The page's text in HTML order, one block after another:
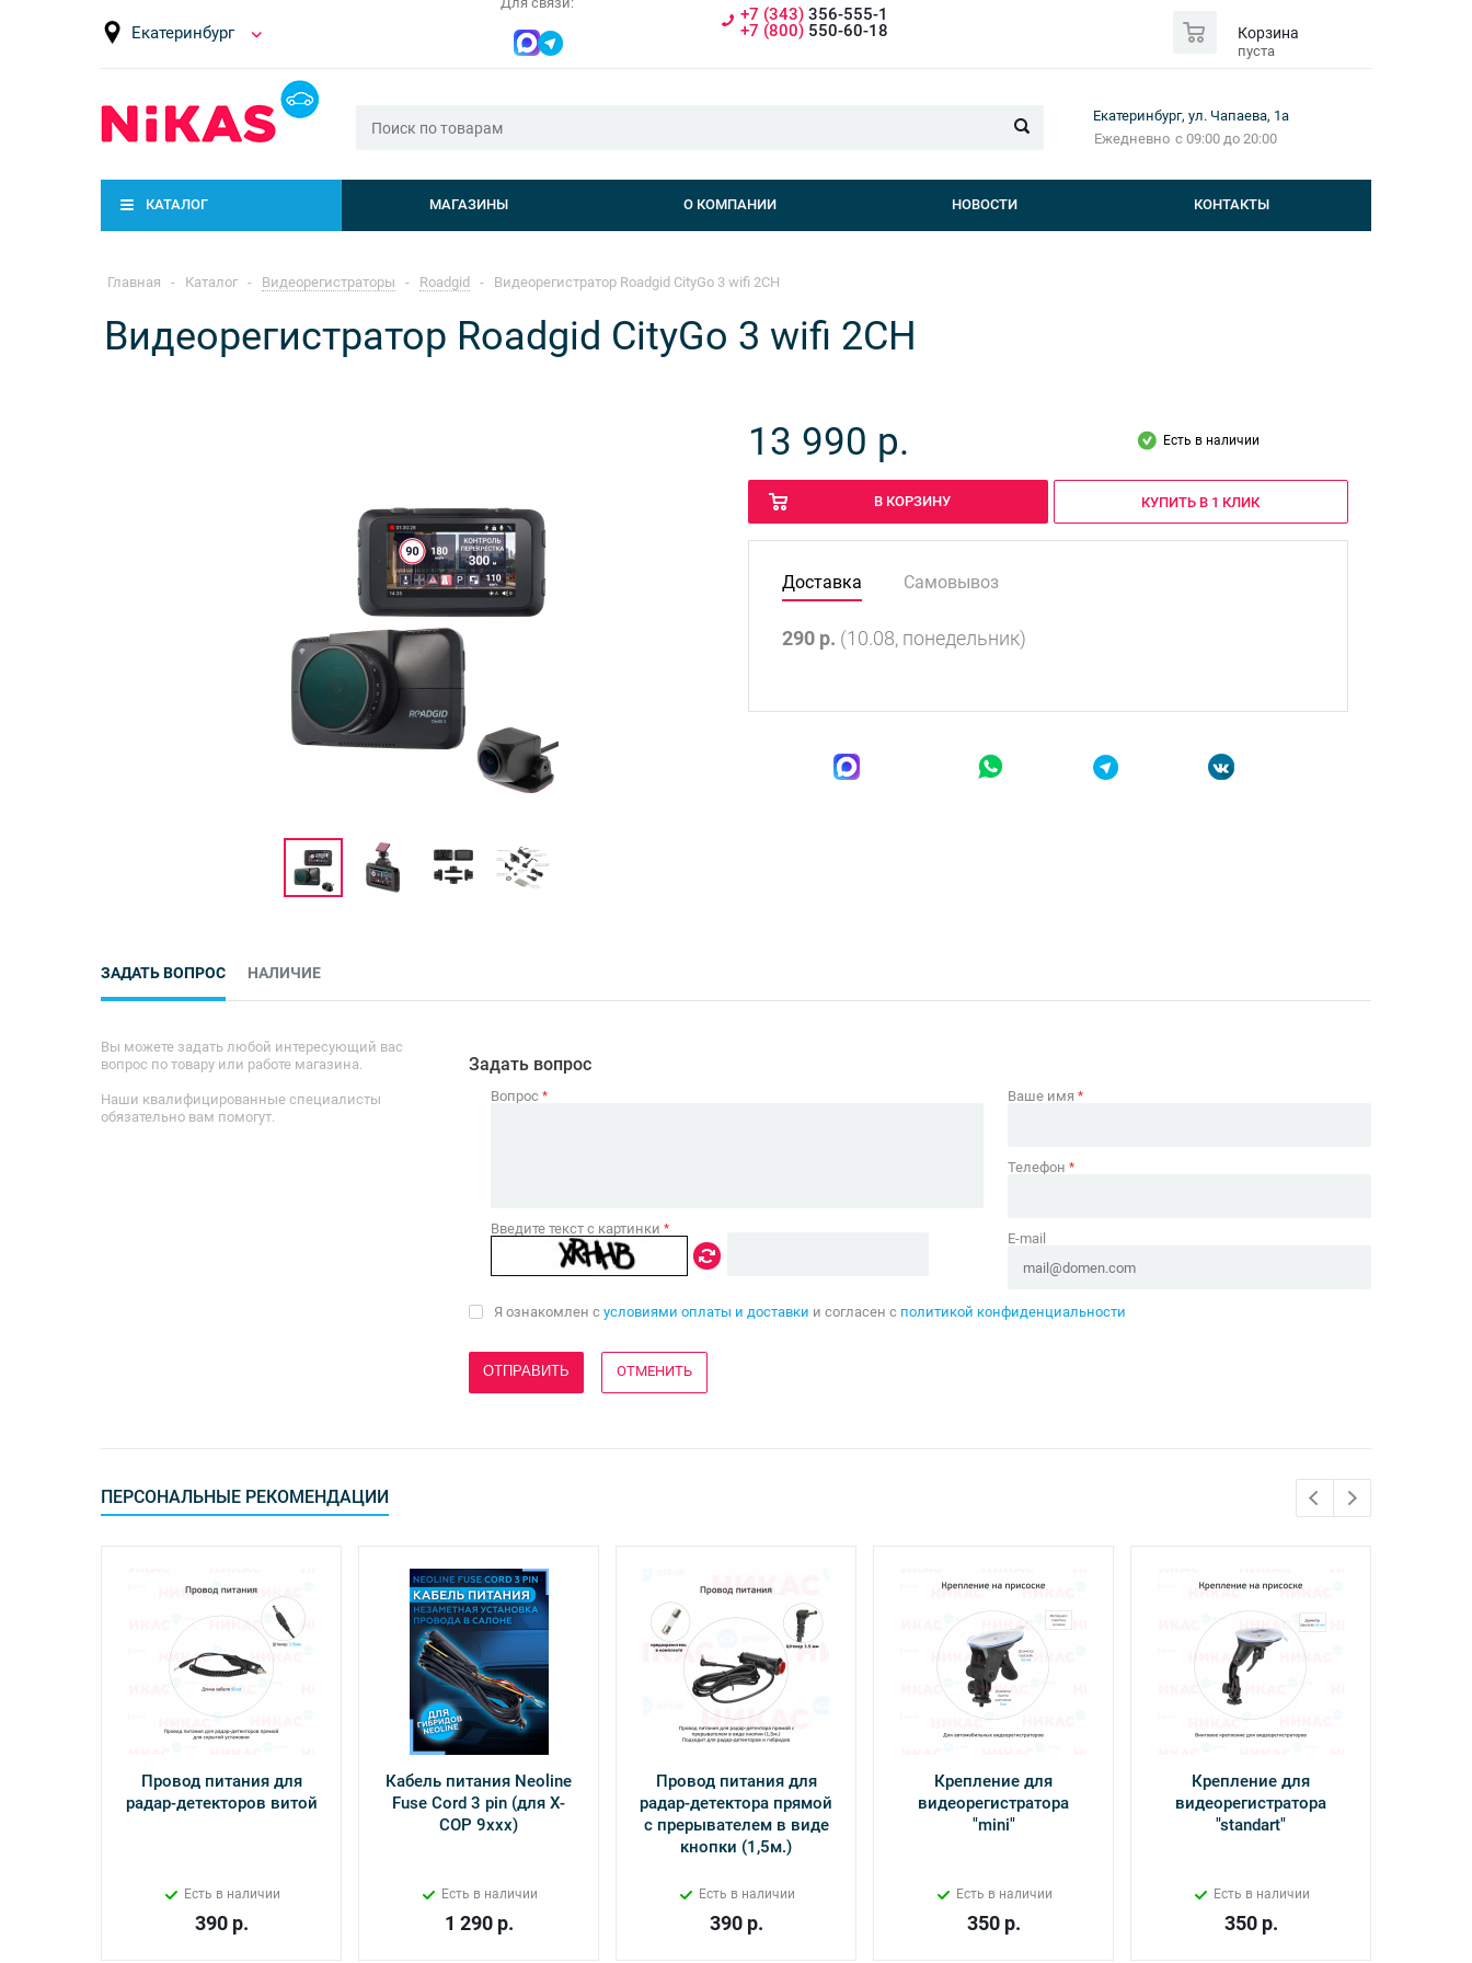
Екатеринбург
+7 (343) 356-555-1
+7 (800) 550-60-18 Корзина
пуста
Екатеринбург, ул. Чапаева, 1а
Ежедневно с 09:00 до 20:00
КАТАЛОГ МАГАЗИНЫ О КОМПАНИИ НОВОСТИ КОНТАКТЫ
Главная - Каталог - Видеорегистраторы - Roadgid - Видеорегистратор Roadgid CityGo 3 wifi 2CH
Видеорегистратор Roadgid CityGo 3 wifi 2CH
13 990 р. Есть в наличии
В КОРЗИНУ КУПИТЬ В 1 КЛИК
Доставка Самовывоз
290 р. (10.08, понедельник)
ЗАДАТЬ ВОПРОС НАЛИЧИЕ
Вы можете задать любой интересующий вас
вопрос по товару или работе магазина.
Наши квалифицированные специалисты
обязательно вам помогут.
Задать вопрос
Вопрос* Ваше имя *
Телефон *
E-mail
Введите текст с картинки*
Я ознакомлен сусловиями оплаты и доставки и согласен с политикой конфиденциальности
ОТМЕНИТЬ
ПЕРСОНАЛЬНЫЕ РЕКОМЕНДАЦИИ
Провод питания для
радар-детекторов витой
Есть в наличии
390р.
Кабель питания Neoline
Fuse Cord 3 pin (для Х-
СОР 9ххх)
Есть в наличии
1 290р.
Провод питания для
радар-детектора прямой
с прерывателем в виде
кнопки (1,5м.)
Есть в наличии
390р.
Крепление для
видеорегистратора
"mini"
Есть в наличии
350р.
Крепление для
видеорегистратора
"standart"
Есть в наличии
350р.